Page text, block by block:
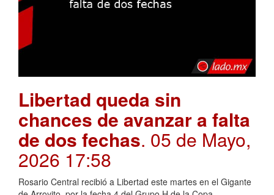
Libertad queda sin
chances de avanzar a falta
de dos fechas. 05 de Mayo,
2026 17:58
Rosario Central recibió a Libertad este martes en el Gigante